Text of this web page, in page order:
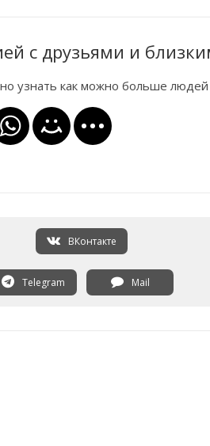
с друзьями и
узнать как можно больше людей
ВКонтакте
Telegram Mail